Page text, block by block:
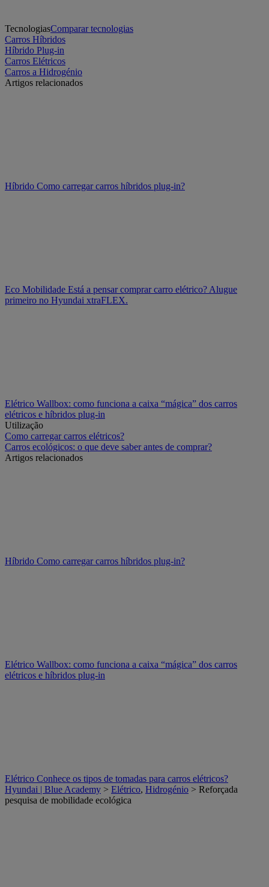
TecnologiasComparar tecnologias
Carros Híbridos
Híbrido Plug-in
Carros Elétricos
Carros a Hidrogénio
Artigos relacionados
Híbrido Como carregar carros híbridos plug-in?
Eco Mobilidade Está a pensar comprar carro elétrico? Alugue
primeiro no Hyundai xtraFLEX.
Elétrico Wallbox: como funciona a caixa “mágica” dos carros
elétricos e híbridos plug-in
Utilização
Como carregar carros elétricos?
Carros ecológicos: o que deve saber antes de comprar?
Artigos relacionados
Híbrido Como carregar carros híbridos plug-in?
Elétrico Wallbox: como funciona a caixa “mágica” dos carros
elétricos e híbridos plug-in
Elétrico Conhece os tipos de tomadas para carros elétricos?
Hyundai | Blue Academy > Elétrico, Hidrogénio > Reforçada
pesquisa de mobilidade ecológica